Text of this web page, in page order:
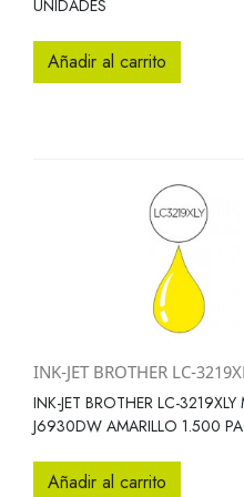
UNIDADES
Añadir al carrito
INK-JET BROTHER LC-
INK-JET BROTHER LC-
J6930DW AMARILLO 1.500
Añadir al carrito